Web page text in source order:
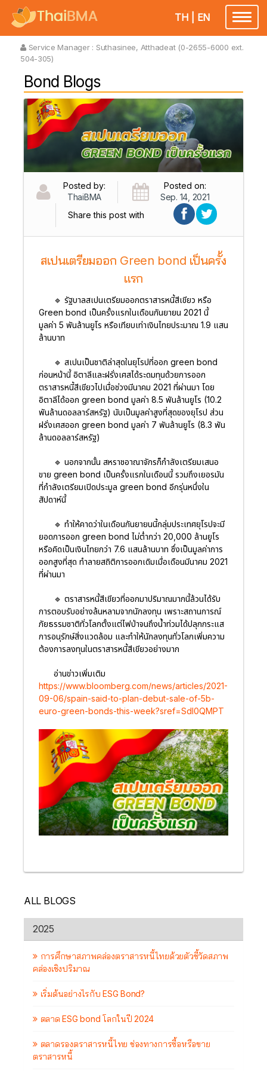
TH EN
Service Manager : Suthasinee, Atthadeat (0-2655-6000 ext.
504-305)
Bond Blogs
Posted by:
ThaiBMA
Posted on:
Sep. 14, 2021
Share this post with
สเปนเตรียมออก Green bond เป็นครั้ง
แรก
🔹 รัฐบาลสเปนเตรียมออกตราสารหนี้สีเขียว หรือ
Green bond เป็นครั้งแรกในเดือนกันยายน 2021 นี้
มูลค่า 5 พันล้านยูโร หรือเทียบเท่าเงินไทยประมาณ 1.9 แสน
ล้านบาท
🔹 สเปนเป็นชาติล่าสุดในยุโรปที่ออก green bond
ก่อนหน้านี้ อิตาลีและฝรั่งเศสได้ระดมทุนด้วยการออก
ตราสารหนี้สีเขียวไปเมื่อช่วงมีนาคม 2021 ที่ผ่านมา โดย
อิตาลีได้ออก green bond มูลค่า 8.5 พันล้านยูโร (10.2
พันล้านดอลลาร์สหรัฐ) นับเป็นมูลค่าสูงที่สุดของยุโรป ส่วน
ฝรั่งเศสออก green bond มูลค่า 7 พันล้านยูโร (8.3 พัน
ล้านดอลลาร์สหรัฐ)
🔹 นอกจากนั้น สหราชอาณาจักรก็กำลังเตรียมเสนอ
ขาย green bond เป็นครั้งแรกในเดือนนี้ รวมถึงเยอรมัน
ที่กำลังเตรียมเปิดประมูล green bond อีกรุ่นหนึ่งใน
สัปดาห์นี้
🔹 ทำให้คาดว่าในเดือนกันยายนนี้กลุ่มประเทศยุโรปจะมี
ยอดการออก green bond ไม่ต่ำกว่า 20,000 ล้านยูโร
หรือคิดเป็นเงินไทยกว่า 7.6 แสนล้านบาท ซึ่งเป็นมูลค่าการ
ออกสูงที่สุด ทำลายสถิติการออกเดิมเมื่อเดือนมีนาคม 2021
ที่ผ่านมา
🔹 ตราสารหนี้สีเขียวที่ออกมาปริมาณมากนี้ล้วนได้รับ
การตอบรับอย่างล้นหลามจากนักลงทุน เพราะสถานการณ์
ภัยธรรมชาติทั่วโลกตั้งแต่ไฟป่าจนถึงน้ำท่วมได้ปลุกกระแส
การอนุรักษ์สิ่งแวดล้อม และทำให้นักลงทุนทั่วโลกเพิ่มความ
ต้องการลงทุนในตราสารหนี้สีเขียวอย่างมาก
อ่านข่าวเพิ่มเติม
https://www.bloomberg.com/news/articles/2021-
09-06/spain-said-to-plan-debut-sale-of-5b-
euro-green-bonds-this-week?sref=Sdl0QMPT
ALL BLOGS
2025
การศึกษาสภาพคล่องตราสารหนี้ไทยด้วยตัวชี้วัดสภาพ
คล่องเชิงปริมาณ
เริ่มต้นอย่างไรกับ ESG Bond?
ตลาด ESG bond โลกในปี 2024
ตลาดรองตราสารหนี้ไทย ช่องทางการซื้อหรือขาย
ตราสารหนี้